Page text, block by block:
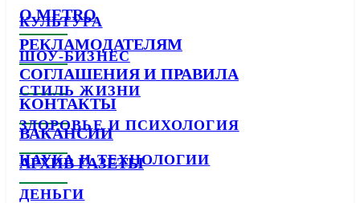
КУЛЬТУРА
ШОУ-БИЗНЕС
СТИЛЬ ЖИЗНИ
ЗДОРОВЬЕ И ПСИХОЛОГИЯ
НАУКА И ТЕХНОЛОГИИ
ДЕНЬГИ
О METRO
РЕКЛАМОДАТЕЛЯМ
СОГЛАШЕНИЯ И ПРАВИЛА
КОНТАКТЫ
ВАКАНСИИ
АРХИВ ГАЗЕТЫ